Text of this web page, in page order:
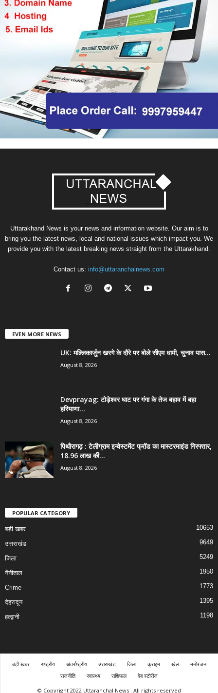
Uttarakhand News is your news and information website. Our aim is to
bring you the latest news, local and national issues which impact you. We
provide you with the latest breaking news straight from the Uttarakhand.
Contact us: info@uttaranchalnews.com
EVEN MORE NEWS
UK: मल्लिकार्जुन खरगे के दौरे पर बोले सीएम धामी, चुनाव पास...
August 8, 2026
Devprayag: टोड़ेश्वर घाट पर गंगा के तेज बहाव में बहा
हरियाणा...
August 8, 2026
पिथौरागढ़ : टेलीग्राम इन्वेस्टमेंट फ्रॉड का मास्टरमाइंड गिरफ्तार,
18.96 लाख की...
August 8, 2026
POPULAR CATEGORY
बड़ी खबर 10653
उत्तराखंड 9649
जिला 5249
नैनीताल 1950
Crime 1773
देहरादून 1395
हल्द्वानी 1198
बड़ी खबर राष्ट्रीय अंतर्राष्ट्रीय उत्तराखंड जिला क्राइम खेल
मनोरंजन
राजनीति
स्वास्थ्य राशिफल
वेब स्टोरीज
© Copyright 2022 Uttaranchal News . All rights reserved